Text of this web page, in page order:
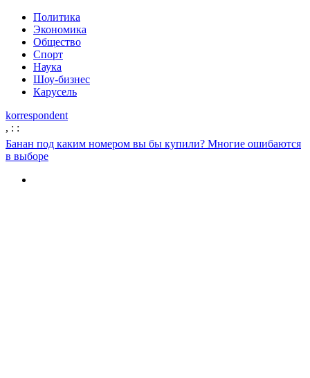
Политика
Экономика
Общество
Спорт
Наука
Шоу-бизнес
Карусель
korrespondent
, : :
Банан под каким номером вы бы купили? Многие ошибаются
в выборе